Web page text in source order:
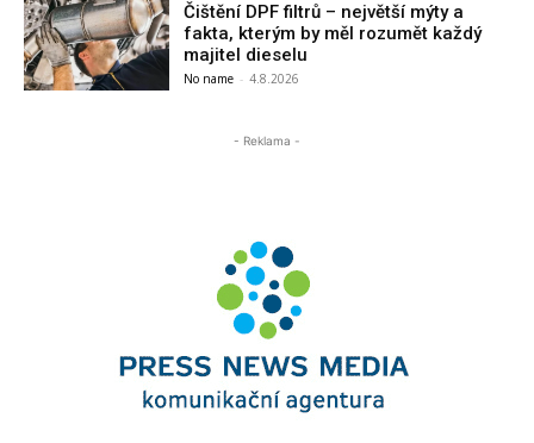
Čištění DPF filtrů – největší mýty a
fakta, kterým by měl rozumět každý
majitel dieselu
No name - 4.8.2026
- Reklama -